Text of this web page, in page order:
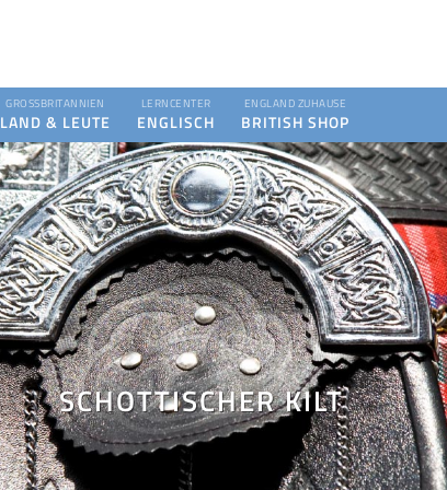
GROSSBRITANNIEN
LAND & LEUTE
LERNCENTER
ENGLISCH
ENGLAND ZUHAUSE
BRITISH SHOP
SCHOTTISCHER KILT